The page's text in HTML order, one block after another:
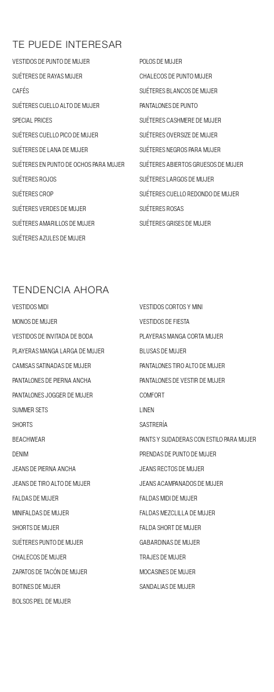
TE PUEDE INTERESAR
VESTIDOS DE PUNTO DE MUJER
POLOS DE MUJER
SUÉTERES DE RAYAS MUJER
CHALECOS DE PUNTO MUJER
CAFÉS
SUÉTERES BLANCOS DE MUJER
SUÉTERES CUELLO ALTO DE MUJER
PANTALONES DE PUNTO
SPECIAL PRICES
SUÉTERES CASHMERE DE MUJER
SUÉTERES CUELLO PICO DE MUJER
SUÉTERES OVERSIZE DE MUJER
SUÉTERES DE LANA DE MUJER
SUÉTERES NEGROS PARA MUJER
SUÉTERES EN PUNTO DE OCHOS PARA MUJER
SUÉTERES ABIERTOS GRUESOS DE MUJER
SUÉTERES ROJOS
SUÉTERES LARGOS DE MUJER
SUÉTERES CROP
SUÉTERES CUELLO REDONDO DE MUJER
SUÉTERES VERDES DE MUJER
SUÉTERES ROSAS
SUÉTERES AMARILLOS DE MUJER
SUÉTERES GRISES DE MUJER
SUÉTERES AZULES DE MUJER
TENDENCIA AHORA
VESTIDOS MIDI
VESTIDOS CORTOS Y MINI
MONOS DE MUJER
VESTIDOS DE FIESTA
VESTIDOS DE INVITADA DE BODA
PLAYERAS MANGA CORTA MUJER
PLAYERAS MANGA LARGA DE MUJER
BLUSAS DE MUJER
CAMISAS SATINADAS DE MUJER
PANTALONES TIRO ALTO DE MUJER
PANTALONES DE PIERNA ANCHA
PANTALONES DE VESTIR DE MUJER
PANTALONES JOGGER DE MUJER
COMFORT
SUMMER SETS
LINEN
SHORTS
SASTRERÍA
BEACHWEAR
PANTS Y SUDADERAS CON ESTILO PARA MUJER
DENIM
PRENDAS DE PUNTO DE MUJER
JEANS DE PIERNA ANCHA
JEANS RECTOS DE MUJER
JEANS DE TIRO ALTO DE MUJER
JEANS ACAMPANADOS DE MUJER
FALDAS DE MUJER
FALDAS MIDI DE MUJER
MINIFALDAS DE MUJER
FALDAS MEZCLILLA DE MUJER
SHORTS DE MUJER
FALDA SHORT DE MUJER
SUÉTERES PUNTO DE MUJER
GABARDINAS DE MUJER
CHALECOS DE MUJER
TRAJES DE MUJER
ZAPATOS DE TACÓN DE MUJER
MOCASINES DE MUJER
BOTINES DE MUJER
SANDALIAS DE MUJER
BOLSOS PIEL DE MUJER